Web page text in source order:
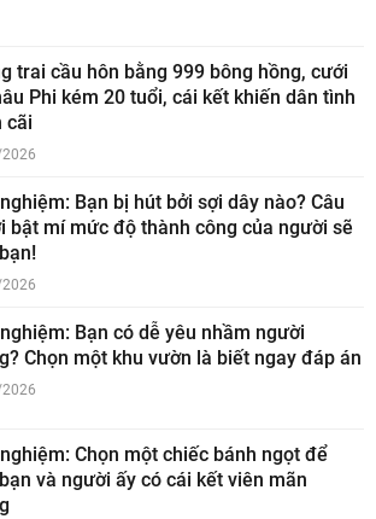
trai cầu hôn bằng 999 bông hồng, cưới
Phi kém 20 tuổi, cái kết khiến dân tình
cãi
Bạn bị hút bởi sợi dây nào? Câu
bật mí mức độ thành công của người sẽ
Bạn có dễ yêu nhầm người
Chọn một khu vườn là biết ngay đáp án
Chọn một chiếc bánh ngọt để
và người ấy có cái kết viên mãn